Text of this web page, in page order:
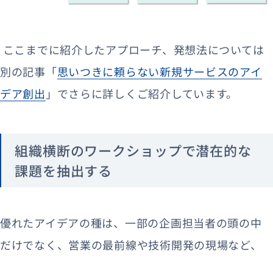
ここまでに紹介したアプローチ、発想法については
別の記事「思いつきに頼らない新規サービスのアイ
デア創出 」でさらに詳しくご紹介しています。
組織横断のワークショップで潜在的な
課題を抽出する
優れたアイデアの種は、一部の企画担当者の頭の中
だけでなく、営業の最前線や技術開発の現場など、